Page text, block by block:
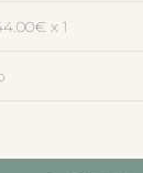
€ x 1